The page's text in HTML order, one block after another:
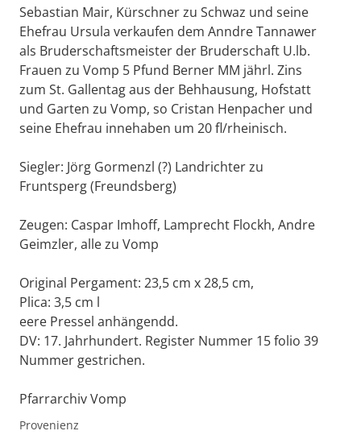
Sebastian Mair, Kürschner zu Schwaz und seine
Ehefrau Ursula verkaufen dem Anndre Tannawer
als Bruderschaftsmeister der Bruderschaft U.lb.
Frauen zu Vomp 5 Pfund Berner MM jährl. Zins
zum St. Gallentag aus der Behhausung, Hofstatt
und Garten zu Vomp, so Cristan Henpacher und
seine Ehefrau innehaben um 20 fl/rheinisch.
Siegler: Jörg Gormenzl (?) Landrichter zu
Fruntsperg (Freundsberg)
Zeugen: Caspar Imhoff, Lamprecht Flockh, Andre
Geimzler, alle zu Vomp
Original Pergament: 23,5 cm x 28,5 cm,
Plica: 3,5 cm l
eere Pressel anhängendd.
DV: 17. Jahrhundert. Register Nummer 15 folio 39
Nummer gestrichen.
Pfarrarchiv Vomp
Provenienz